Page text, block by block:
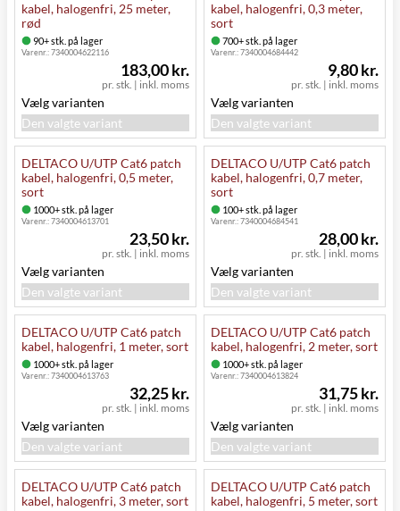
kabel, halogenfri, 25 meter,
rød
90+ stk. på lager
Varenr.:7340004622116
pr. stk. | inkl. moms
183,00 kr.
Vælg varianten
Den valgte variant
kabel, halogenfri, 0,3 meter,
sort
700+ stk. på lager
Varenr.:7340004684442
pr. stk. | inkl. moms
9,80 kr.
Vælg varianten
Den valgte variant
DELTACO U/UTP Cat6 patch
kabel, halogenfri, 0,5 meter,
sort
1000+ stk. på lager
Varenr.:7340004613701
pr. stk. | inkl. moms
23,50 kr.
Vælg varianten
Den valgte variant
DELTACO U/UTP Cat6 patch
kabel, halogenfri, 0,7 meter,
sort
100+ stk. på lager
Varenr.:7340004684541
pr. stk. | inkl. moms
28,00 kr.
Vælg varianten
Den valgte variant
DELTACO U/UTP Cat6 patch
kabel, halogenfri, 1 meter, sort
1000+ stk. på lager
Varenr.:7340004613763
pr. stk. | inkl. moms
32,25 kr.
Vælg varianten
Den valgte variant
DELTACO U/UTP Cat6 patch
kabel, halogenfri, 2 meter, sort
1000+ stk. på lager
Varenr.:7340004613824
pr. stk. | inkl. moms
31,75 kr.
Vælg varianten
Den valgte variant
DELTACO U/UTP Cat6 patch
kabel, halogenfri, 3 meter, sort
DELTACO U/UTP Cat6 patch
kabel, halogenfri, 5 meter, sort